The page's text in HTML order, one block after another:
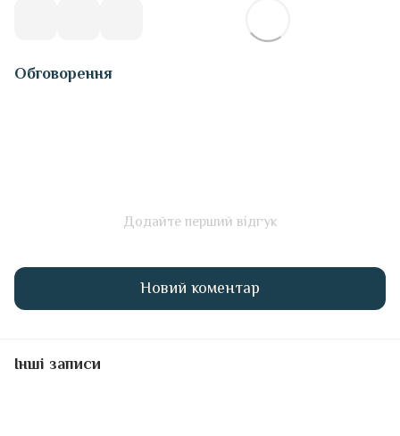
Обговорення
Додайте перший відгук
Новий коментар
Інші записи